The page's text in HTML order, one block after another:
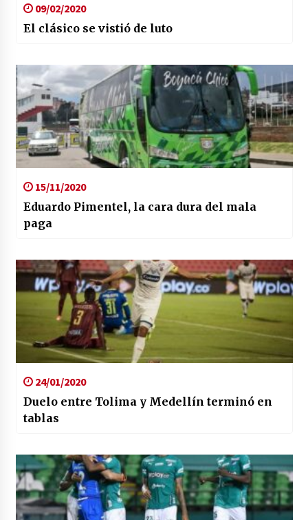
09/02/2020
El clásico se vistió de luto
15/11/2020
Eduardo Pimentel, la cara dura del mala
paga
24/01/2020
Duelo entre Tolima y Medellín terminó en
tablas